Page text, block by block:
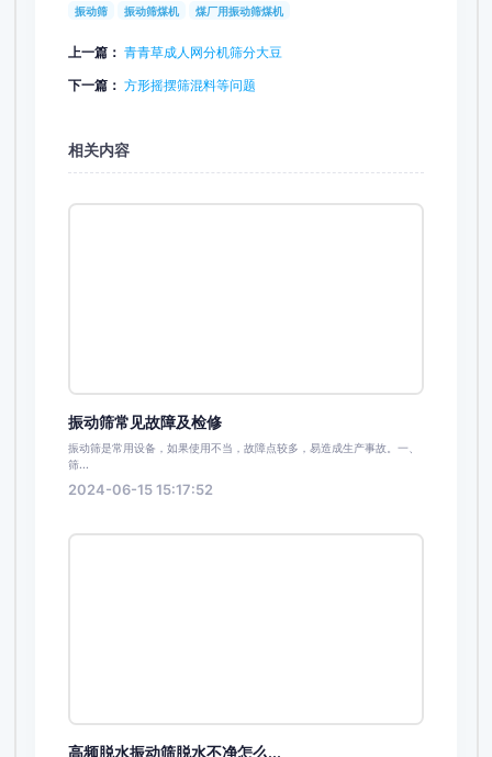
振动筛 振动筛煤机 煤厂用振动筛煤机
上一篇： 青青草成人网分机筛分大豆
下一篇： 方形摇摆筛混料等问题
相关内容
振动筛常见故障及检修
振动筛是常用设备，如果使用不当，故障点较多，易造成生产事故。一、
筛...
2024-06-15 15:17:52
高频脱水振动筛脱水不净怎么...